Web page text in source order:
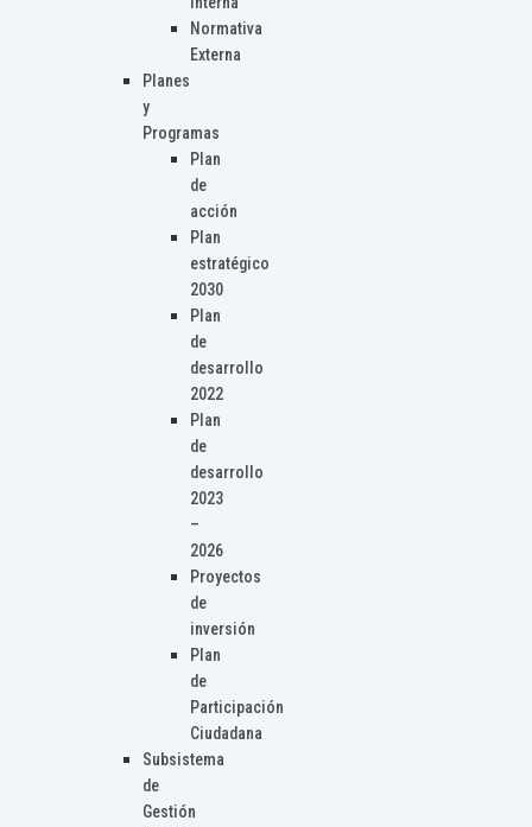
Normativa
Externa
Planes
y
Programas
Plan
de
acción
Plan
estratégico
2030
Plan
de
desarrollo
2022
Plan
de
desarrollo
2023
–
2026
Proyectos
de
inversión
Plan
de
Participación
Ciudadana
Subsistema
de
Gestión